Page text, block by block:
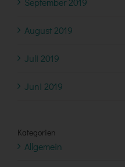
August 2019
Juli 2019
Juni 2019
Kategorien
Allgemein